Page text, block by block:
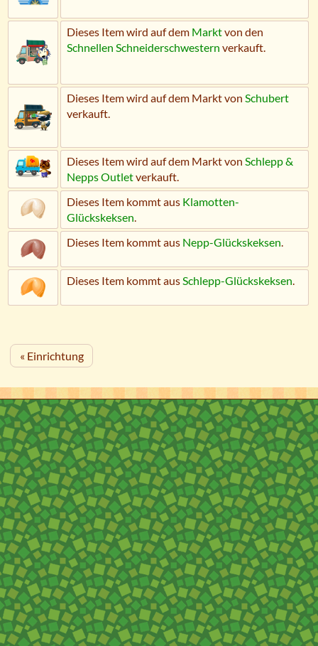
Dieses Item wird auf dem Marktvon den
Schnellen Schneider­schwestern verkauft.
Dieses Item wird auf dem Markt von Schubert
verkauft.
Dieses Item wird auf dem Markt von Schlepp &
Nepps Outletverkauft.
Dieses Item kommt aus Klamotten-
Glückskeksen.
Dieses Item kommt aus Nepp-Glückskeksen.
Dieses Item kommt ausSchlepp-Glückskeksen.
« Einrichtung